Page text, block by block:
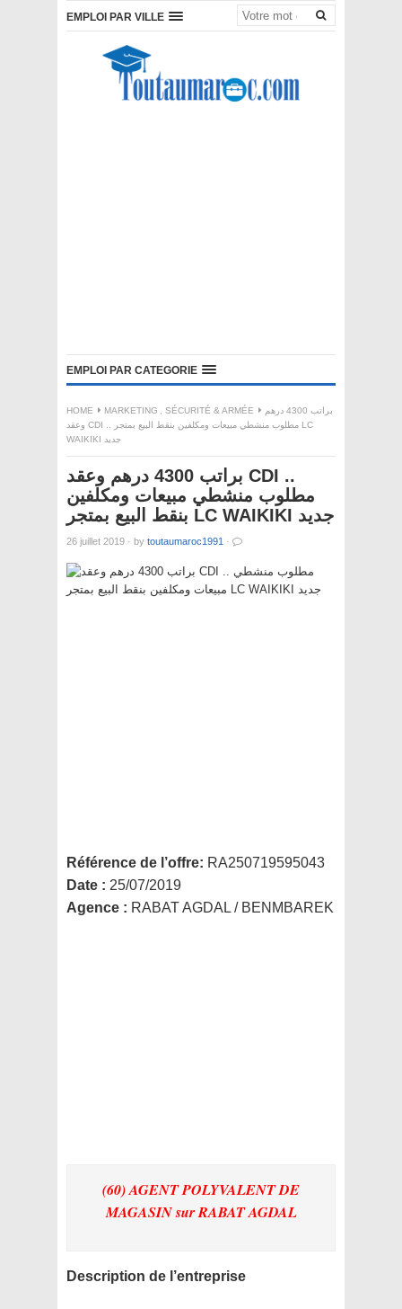
EMPLOI PAR VILLE
EMPLOI PAR CATEGORIE
HOME MARKETING , SÉCURITÉ & ARMÉE
براتب 4300 درهم
وعقد CDI .. مطلوب منشطي مبيعات ومكلفين بنقط البيع بمتجر LC
WAIKIKI جديد
براتب 4300 درهم وعقد CDI ..
مطلوب منشطي مبيعات ومكلفين
بنقط البيع بمتجر LC WAIKIKI جديد
26 juillet 2019 · by toutaumaroc1991 ·
Référence de l’offre: RA250719595043
Date : 25/07/2019
Agence : RABAT AGDAL / BENMBAREK
(60) AGENT POLYVALENT DE
MAGASINsur RABAT AGDAL
Description de l’entreprise